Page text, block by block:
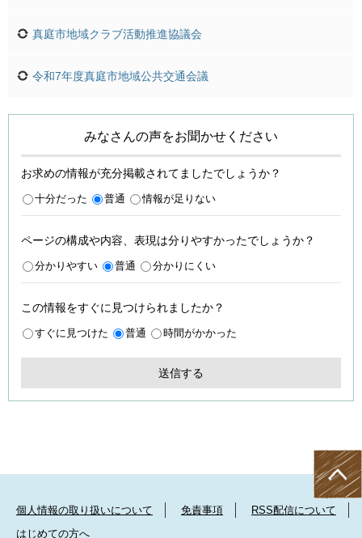
真庭市地域クラブ活動推進協議会
令和7年度真庭市地域公共交通会議
みなさんの声をお聞かせください
お求めの情報が充分掲載されてましたでしょうか？
十分だった 普通 情報が足りない
ページの構成や内容、表現は分りやすかったでしょうか？
分かりやすい 普通 分かりにくい
この情報をすぐに見つけられましたか？
すぐに見つけた 普通 時間がかかった
個人情報の取り扱いについて 免責事項
RSS配信について
はじめての方へ